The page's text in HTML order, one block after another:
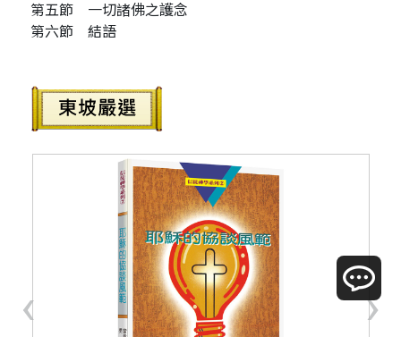
第五節 一切諸佛之護念
第六節 結語
‹ ›